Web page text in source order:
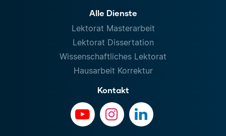
Alle Dienste
Lektorat Masterarbeit
Lektorat Dissertation
Wissenschaftliches Lektorat
Hausarbeit Korrektur
Kontakt